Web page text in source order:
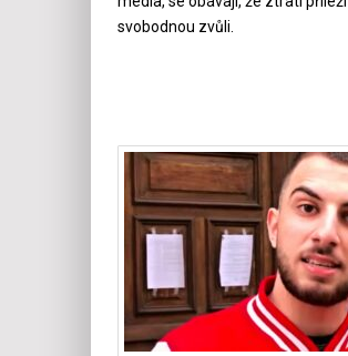
svobodnou zvůli.